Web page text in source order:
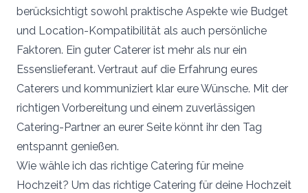
berücksichtigt sowohl praktische Aspekte wie Budget
und Location-Kompatibilität als auch persönliche
Faktoren. Ein guter Caterer ist mehr als nur ein
Essenslieferant. Vertraut auf die Erfahrung eures
Caterers und kommuniziert klar eure Wünsche. Mit der
richtigen Vorbereitung und einem zuverlässigen
Catering-Partner an eurer Seite könnt ihr den Tag
entspannt genießen.
Wie wähle ich das richtige Catering für meine
Hochzeit? Um das richtige Catering für deine Hochzeit